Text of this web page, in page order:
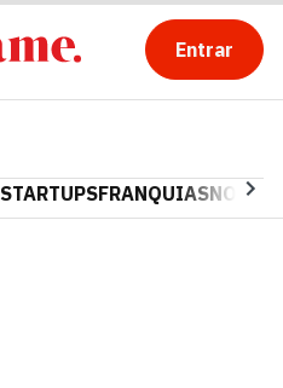
Entrar
STARTUPSFRANQUIAS